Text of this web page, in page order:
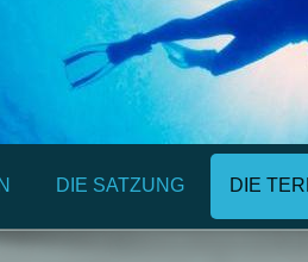
DIE SATZUNG DIE